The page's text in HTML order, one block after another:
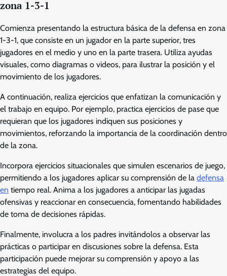
zona 1-3-1
Comienza presentando la estructura básica de la defensa en zona
1-3-1, que consiste en un jugador en la parte superior, tres
jugadores en el medio y uno en la parte trasera. Utiliza ayudas
visuales, como diagramas o videos, para ilustrar la posición y el
movimiento de los jugadores.
A continuación, realiza ejercicios que enfatizan la comunicación y
el trabajo en equipo. Por ejemplo, practica ejercicios de pase que
requieran que los jugadores indiquen sus posiciones y
movimientos, reforzando la importancia de la coordinación dentro
de la zona.
Incorpora ejercicios situacionales que simulen escenarios de juego,
permitiendo a los jugadores aplicar su comprensión de la defensa
en tiempo real. Anima a los jugadores a anticipar las jugadas
ofensivas y reaccionar en consecuencia, fomentando habilidades
de toma de decisiones rápidas.
Finalmente, involucra a los padres invitándolos a observar las
prácticas o participar en discusiones sobre la defensa. Esta
participación puede mejorar su comprensión y apoyo a las
estrategias del equipo.